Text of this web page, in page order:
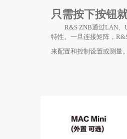
只需按下按钮
R&S ZNB通过LAN、
特性。一旦连接矩阵，
来配置和控制设置或测量。